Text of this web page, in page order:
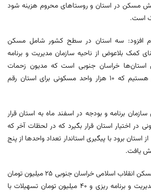
بخش مسکن در استان و روستاهای محروم هزینه شود
است.
افزود: سه استان در سطح کشور شامل مسکن
کمک بلاعوض از ناحیه سازمان مدیریت و برنامه
استان‌ها خراسان جنوبی است که مدیون زحمات
استاندار خراسان جنوبی هستیم که ۱۰ هزار واحد مسکونی برای استان رقم
برنامه و بودجه در اسفند ماه به استان قرار
در اختیار استان قرار بگیرد که در لحظات آخر که
برود با پیگیری استاندار تعداد واحدها از پنج
وی اظهار داشت: بنیاد مسکن انقلاب اسلامی خراسان جنوبی ۲۵ میلیون تومان
کمک بلاعوض سازمان مدیریت و برنامه ریزی و ۴۰ میلیون تومان تسهیلات با